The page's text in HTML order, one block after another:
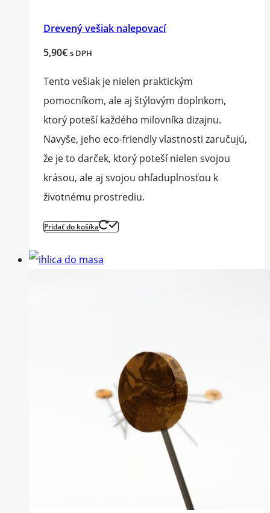
Drevený vešiak nalepovací
5,90€ s DPH
Tento vešiak je nielen praktickým
pomocníkom, ale aj štýlovým doplnkom,
ktorý poteší každého milovníka dizajnu.
Navyše, jeho eco-friendly vlastnosti zaručujú,
že je to darček, ktorý poteší nielen svojou
krásou, ale aj svojou ohľaduplnosťou k
životnému prostrediu.
Pridať do košíka